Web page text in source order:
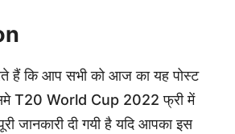
हैं कि आप सभी को आज का यह पोस्ट
T20 World Cup 2022 फ्री में
जानकारी दी गयी है यदि आपका इस